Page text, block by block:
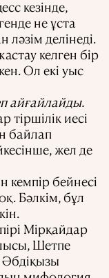
кезінде,
не ұста
делінеді.
келген бір
Ол екі уыс
айғайлайды.
иесі
байлап
жел де
кемпір бейнесі
Бәлкім, бұл
Мірқайдар
Шетпе
Әбдіқызы